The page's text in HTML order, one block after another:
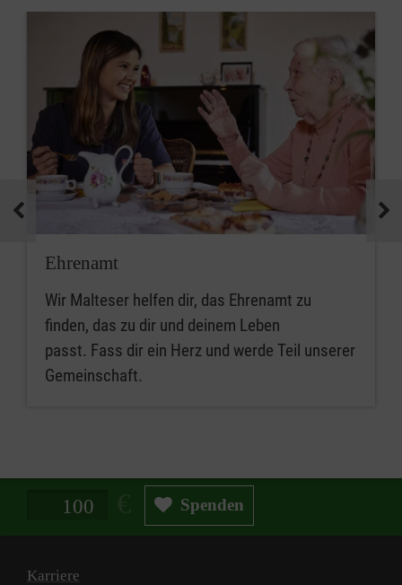
Ehrenamt
Wir Malteser helfen dir, das Ehrenamt zu
finden, das zu dir und deinem Leben
passt. Fass dir ein Herz und werde Teil unserer
Gemeinschaft.
Spendenbetrag in Euro Spenden
Karriere